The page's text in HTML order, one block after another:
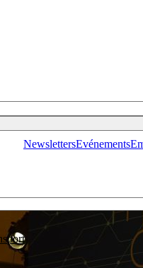
NewslettersEvénements